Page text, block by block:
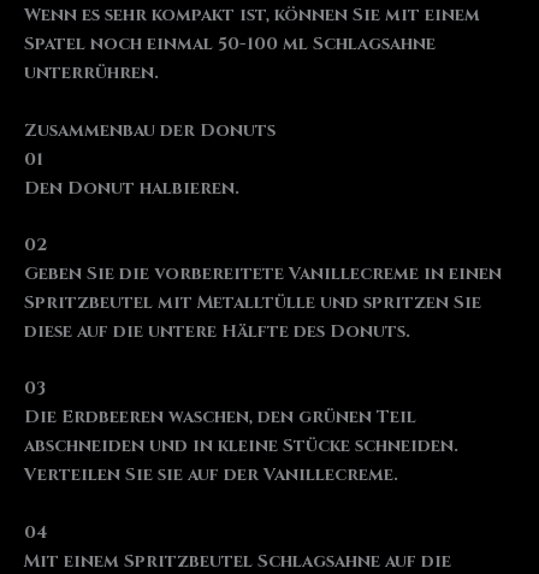
Wenn es sehr kompakt ist, können Sie mit einem
Spatel noch einmal 50-100 ml Schlagsahne
unterrühren.
Zusammenbau der Donuts
01
Den Donut halbieren.
02
Geben Sie die vorbereitete Vanillecreme in einen
Spritzbeutel mit Metalltülle und spritzen Sie
diese auf die untere Hälfte des Donuts.
03
Die Erdbeeren waschen, den grünen Teil
abschneiden und in kleine Stücke schneiden.
Verteilen Sie sie auf der Vanillecreme.
04
Mit einem Spritzbeutel Schlagsahne auf die